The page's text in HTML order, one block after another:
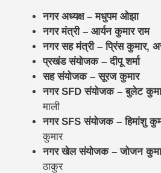
नगर अध्यक्ष – मधुपम ओझा
नगर मंत्री – आर्यन कुमार राम
नगर सह मंत्री – प्रिंस कुमार,
प्रखंड संयोजक – दीपू शर्मा
सह संयोजक – सूरज कुमार
नगर SFD संयोजक – बुलेट
माली
नगर SFS संयोजक – हिमांशु
कुमार
नगर खेल संयोजक – जोजन
ठाकुर